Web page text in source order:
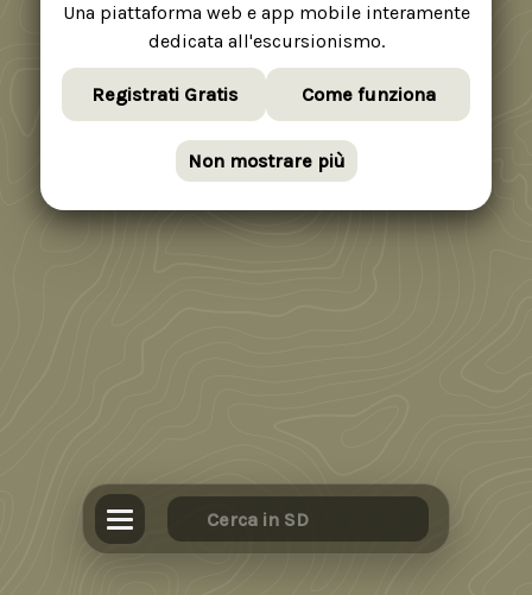
Una piattaforma web e app mobile interamente
dedicata all'escursionismo.
Registrati Gratis Come funziona
Non mostrare più